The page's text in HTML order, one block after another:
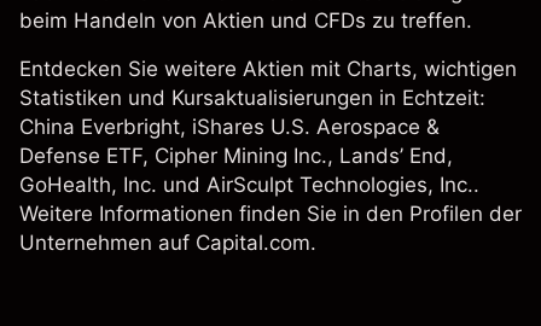
beim Handeln von Aktien und CFDs zu treffen.
Entdecken Sie weitere Aktien mit Charts, wichtigen
Statistiken und Kursaktualisierungen in Echtzeit:
China Everbright, iShares U.S. Aerospace &
Defense ETF, Cipher Mining Inc., Lands’ End,
GoHealth, Inc. und AirSculpt Technologies, Inc..
Weitere Informationen finden Sie in den Profilen der
Unternehmen auf Capital.com.